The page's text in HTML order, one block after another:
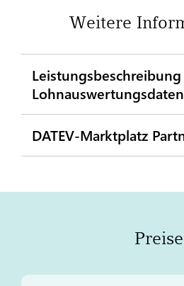
Weitere
Leistungsbeschreibung
DATEV-Marktplatz
Preise